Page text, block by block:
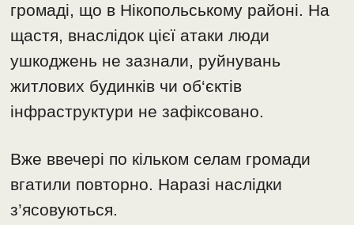
громаді, що в Нікопольському районі. На
щастя, внаслідок цієї атаки люди
ушкоджень не зазнали, руйнувань
житлових будинків чи об‘єктів
інфраструктури не зафіксовано.
Вже ввечері по кільком селам громади
вгатили повторно. Наразі наслідки
з’ясовуються.